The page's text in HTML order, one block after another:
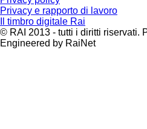
Privacy e rapporto di lavoro
Il timbro digitale Rai
© RAI 2013 - tutti i diritti riservati.
Engineered by RaiNet